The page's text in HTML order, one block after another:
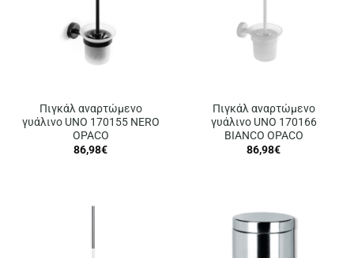
Πιγκάλ αναρτώμενο
γυάλινο UNO 170155 NERO
OPACO
86,98€
Πιγκάλ αναρτώμενο
γυάλινο UNO 170166
BIANCO OPACO
86,98€